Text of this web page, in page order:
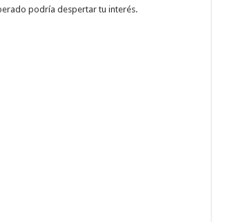
podría despertar tu interés.